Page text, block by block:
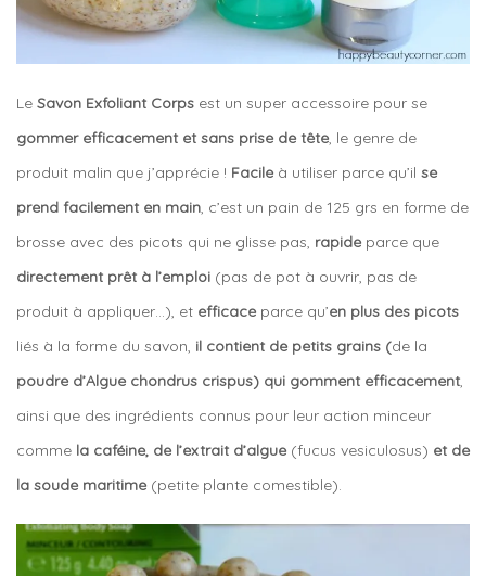
Le Savon Exfoliant Corps est un super accessoire pour se
gommer efficacement et sans prise de tête, le genre de
produit malin que j’apprécie ! Facile à utiliser parce qu’il se
prend facilement en main, c’est un pain de 125 grs en forme de
brosse avec des picots qui ne glisse pas, rapide parce que
directement prêt à l’emploi (pas de pot à ouvrir, pas de
produit à appliquer…), et efficace parce qu’en plus des picots
liés à la forme du savon, il contient de petits grains (de la
poudre d’Algue chondrus crispus) qui gomment efficacement,
ainsi que des ingrédients connus pour leur action minceur
comme la caféine, de l’extrait d’algue (fucus vesiculosus) et de
la soude maritime (petite plante comestible).